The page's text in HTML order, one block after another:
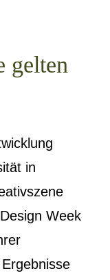
gelten
in
Week